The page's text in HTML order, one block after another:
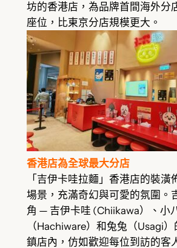
坊的香港店，為品牌首間海外分
座位，比東京分店規模更大。
香港店為全球最大分店
「吉伊卡哇拉麵」香港店的裝潢
場景，充滿奇幻與可愛的氛圍。
角 — 吉伊卡哇 (Chiikawa）、小
（Hachiware）和兔兔（Usagi
鎮店內，仿如歡迎每位到訪的客